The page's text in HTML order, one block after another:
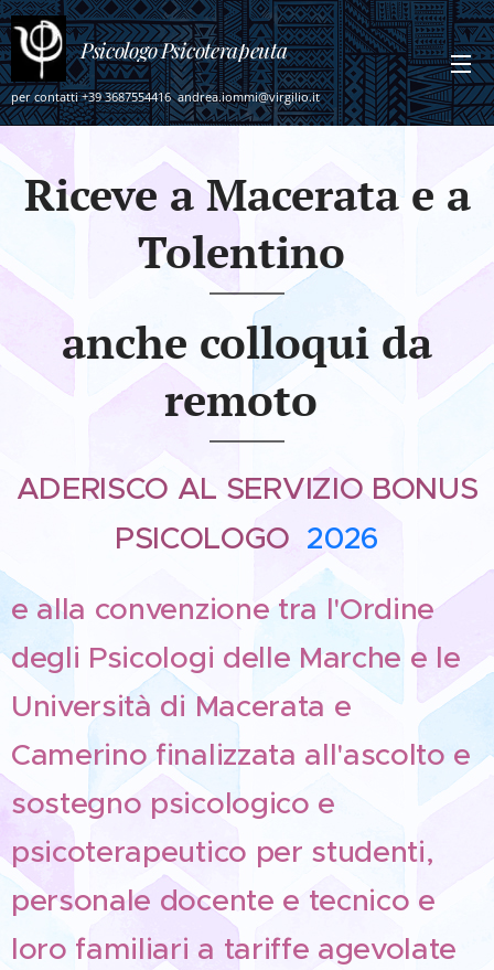
PsicologoPsicoterapeuta
per contatti +39 3687554416 andrea.iommi@virgilio.it
Riceve a Macerata e a
Tolentino
anche colloqui da
remoto
ADERISCO AL SERVIZIO BONUS
PSICOLOGO 2026
e alla convenzione tra l'Ordine
degli Psicologi delle Marche e le
Università di Macerata e
Camerino finalizzata all'ascolto e
sostegno psicologico e
psicoterapeutico per studenti,
personale docente e tecnico e
loro familiari a tariffe agevolate